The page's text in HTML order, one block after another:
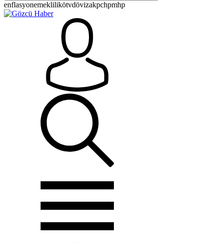
enflasyonemeklilikötvdövizakpchpmhp